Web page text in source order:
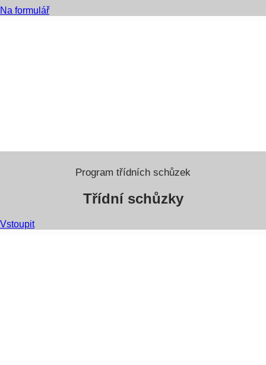
Na formulář
Program třídních schůzek
Třídní schůzky
Vstoupit